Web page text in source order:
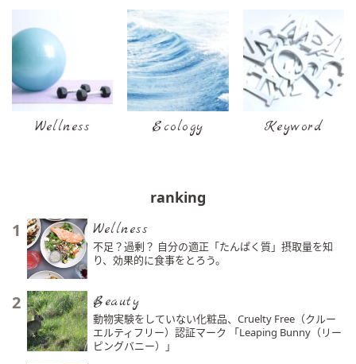
Wellness Ecology Keyword
ranking
1 Wellness
不足？過剰？ 自分の適正「たんぱく質」摂取量を知
り、効果的に食事をとろう。
2 Beauty
動物実験をしていない化粧品、Cruelty Free（クルー
エルティフリー）認証マーク 「Leaping Bunny（リー
ピングバニー）」